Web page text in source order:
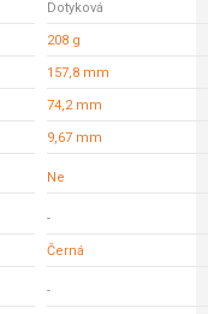
Dotyková
208 g
157,8 mm
74,2 mm
9,67 mm
Ne
-
Černá
-